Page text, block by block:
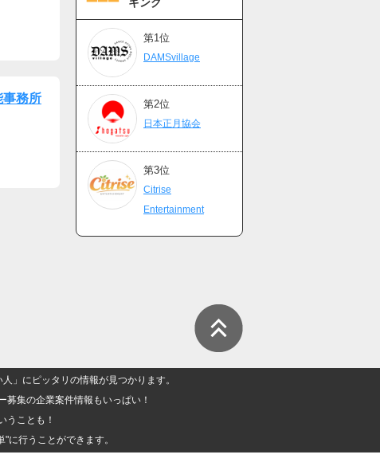
事務所
第1位
DAMSvillage
第2位
日本正月協会
第3位
Citrise
Entertainment
」にピッタリの情報が見つかります。
集の企業案件情報もいっぱい！
うことも！
に行うことができます。